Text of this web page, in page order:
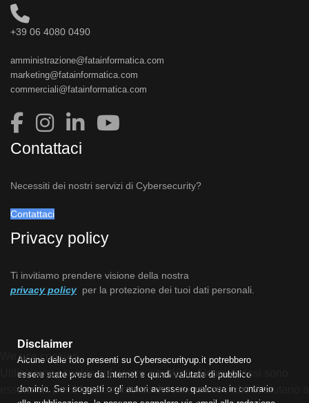
+39 06 4080 0490
amministrazione@fatainformatica.com
marketing@fatainformatica.com
commerciali@fatainformatica.com
Contattaci
Necessiti dei nostri servizi di Cybersecurity?
Contattaci
Privacy policy
Ti invitiamo prendere visione della nostra
privacy policy per la protezione dei tuoi dati personali.
Disclaimer
Alcune delle foto presenti su Cybersecurityup.it potrebbero
essere state prese da Internet e quindi valutate di pubblico
dominio. Se i soggetti o gli autori avessero qualcosa in contrario
We use cookies
Utilizziamo i cookie sul nostro sito Web. Alcuni di essi sono
essenziali per il funzionamento del sito, mentre altri ci aiutano a